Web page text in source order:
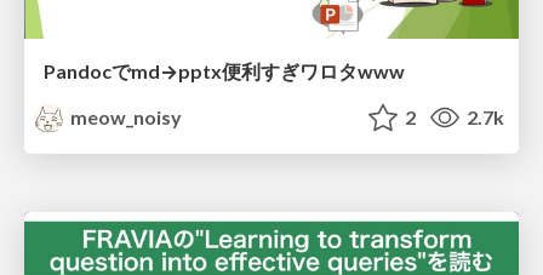
Pandocでmd→pptx便利すぎワロタwww
meow_noisy
2 2.7k